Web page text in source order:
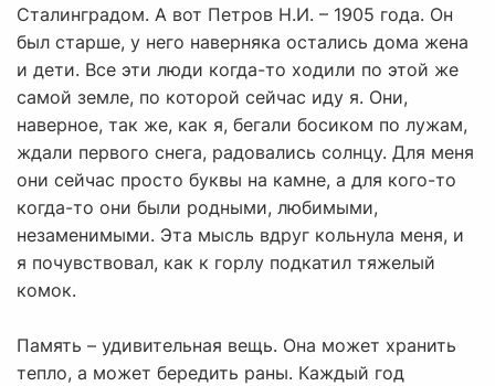
Сталинградом. А вот Петров Н.И. – 1905 года. Он
был старше, у него наверняка остались дома жена
и дети. Все эти люди когда-то ходили по этой же
самой земле, по которой сейчас иду я. Они,
наверное, так же, как я, бегали босиком по лужам,
ждали первого снега, радовались солнцу. Для меня
они сейчас просто буквы на камне, а для кого-то
когда-то они были родными, любимыми,
незаменимыми. Эта мысль вдруг кольнула меня, и
я почувствовал, как к горлу подкатил тяжелый
комок.
Память – удивительная вещь. Она может хранить
тепло, а может бередить раны. Каждый год